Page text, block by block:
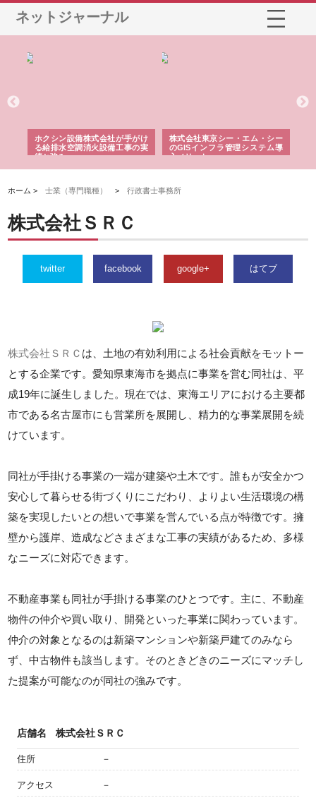
ネットジャーナル
ホクシン設備株式会社が手がけ
る給排水空調消火設備工事の実
績と強み
株式会社東京シー・エム・シー
のGISインフラ管理システム導
入メリット
ホーム >士業（専門職種） >行政書士事務所
株式会社ＳＲＣ
twitter facebook google+ はてブ
株式会社ＳＲＣ は、土地の有効利用による社会貢献をモットー
とする企業です。愛知県東海市を拠点に事業を営む同社は、平
成19年に誕生しました。現在では、東海エリアにおける主要都
市である名古屋市にも営業所を展開し、精力的な事業展開を続
けています。
同社が手掛ける事業の一端が建築や土木です。誰もが安全かつ
安心して暮らせる街づくりにこだわり、よりよい生活環境の構
築を実現したいとの想いで事業を営んでいる点が特徴です。擁
壁から護岸、造成などさまざまな工事の実績があるため、多様
なニーズに対応できます。
不動産事業も同社が手掛ける事業のひとつです。主に、不動産
物件の仲介や買い取り、開発といった事業に関わっています。
仲介の対象となるのは新築マンションや新築戸建てのみなら
ず、中古物件も該当します。そのときどきのニーズにマッチし
た提案が可能なのが同社の強みです。
店舗名 株式会社ＳＲＣ
住所 －
アクセス －